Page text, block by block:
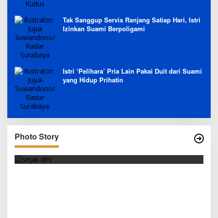
Tak Sanggup Servis Ranjang Satiap Hari, Istri
Izinkan Suami Berpoligami
Istri ‘Pelihara’ Pria Lain Pakai Duit dari Suami
yang Hidup Prihatin
Photo Story
SEJAK DINI